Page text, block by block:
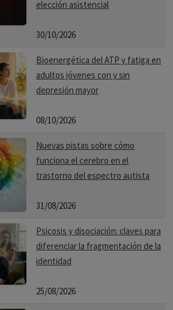
elección asistencial
30/10/2026
Bioenergética del ATP y fatiga en
adultos jóvenes con y sin
depresión mayor
08/10/2026
Nuevas pistas sobre cómo
funciona el cerebro en el
trastorno del espectro autista
31/08/2026
Psicosis y disociación: claves para
diferenciar la fragmentación de la
identidad
25/08/2026